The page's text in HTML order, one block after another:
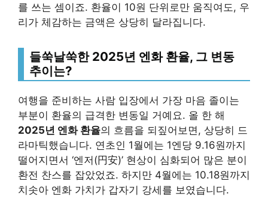
를 쓰는 셈이죠. 환율이 10원 단위로만 움직여도, 우
리가 체감하는 금액은 상당히 달라집니다.
들쑥날쑥한 2025년 엔화 환율, 그 변동
추이는?
여행을 준비하는 사람 입장에서 가장 마음 졸이는
부분이 환율의 급격한 변동일 거예요. 올 한 해
2025년 엔화 환율의 흐름을 되짚어보면, 상당히 드
라마틱했습니다. 연초인 1월에는 1엔당 9.16원까지
떨어지면서 ‘엔저(円安)’ 현상이 심화되어 많은 분이
환전 찬스를 잡았었죠. 하지만 4월에는 10.18원까지
치솟아 엔화 가치가 갑자기 강세를 보였습니다.